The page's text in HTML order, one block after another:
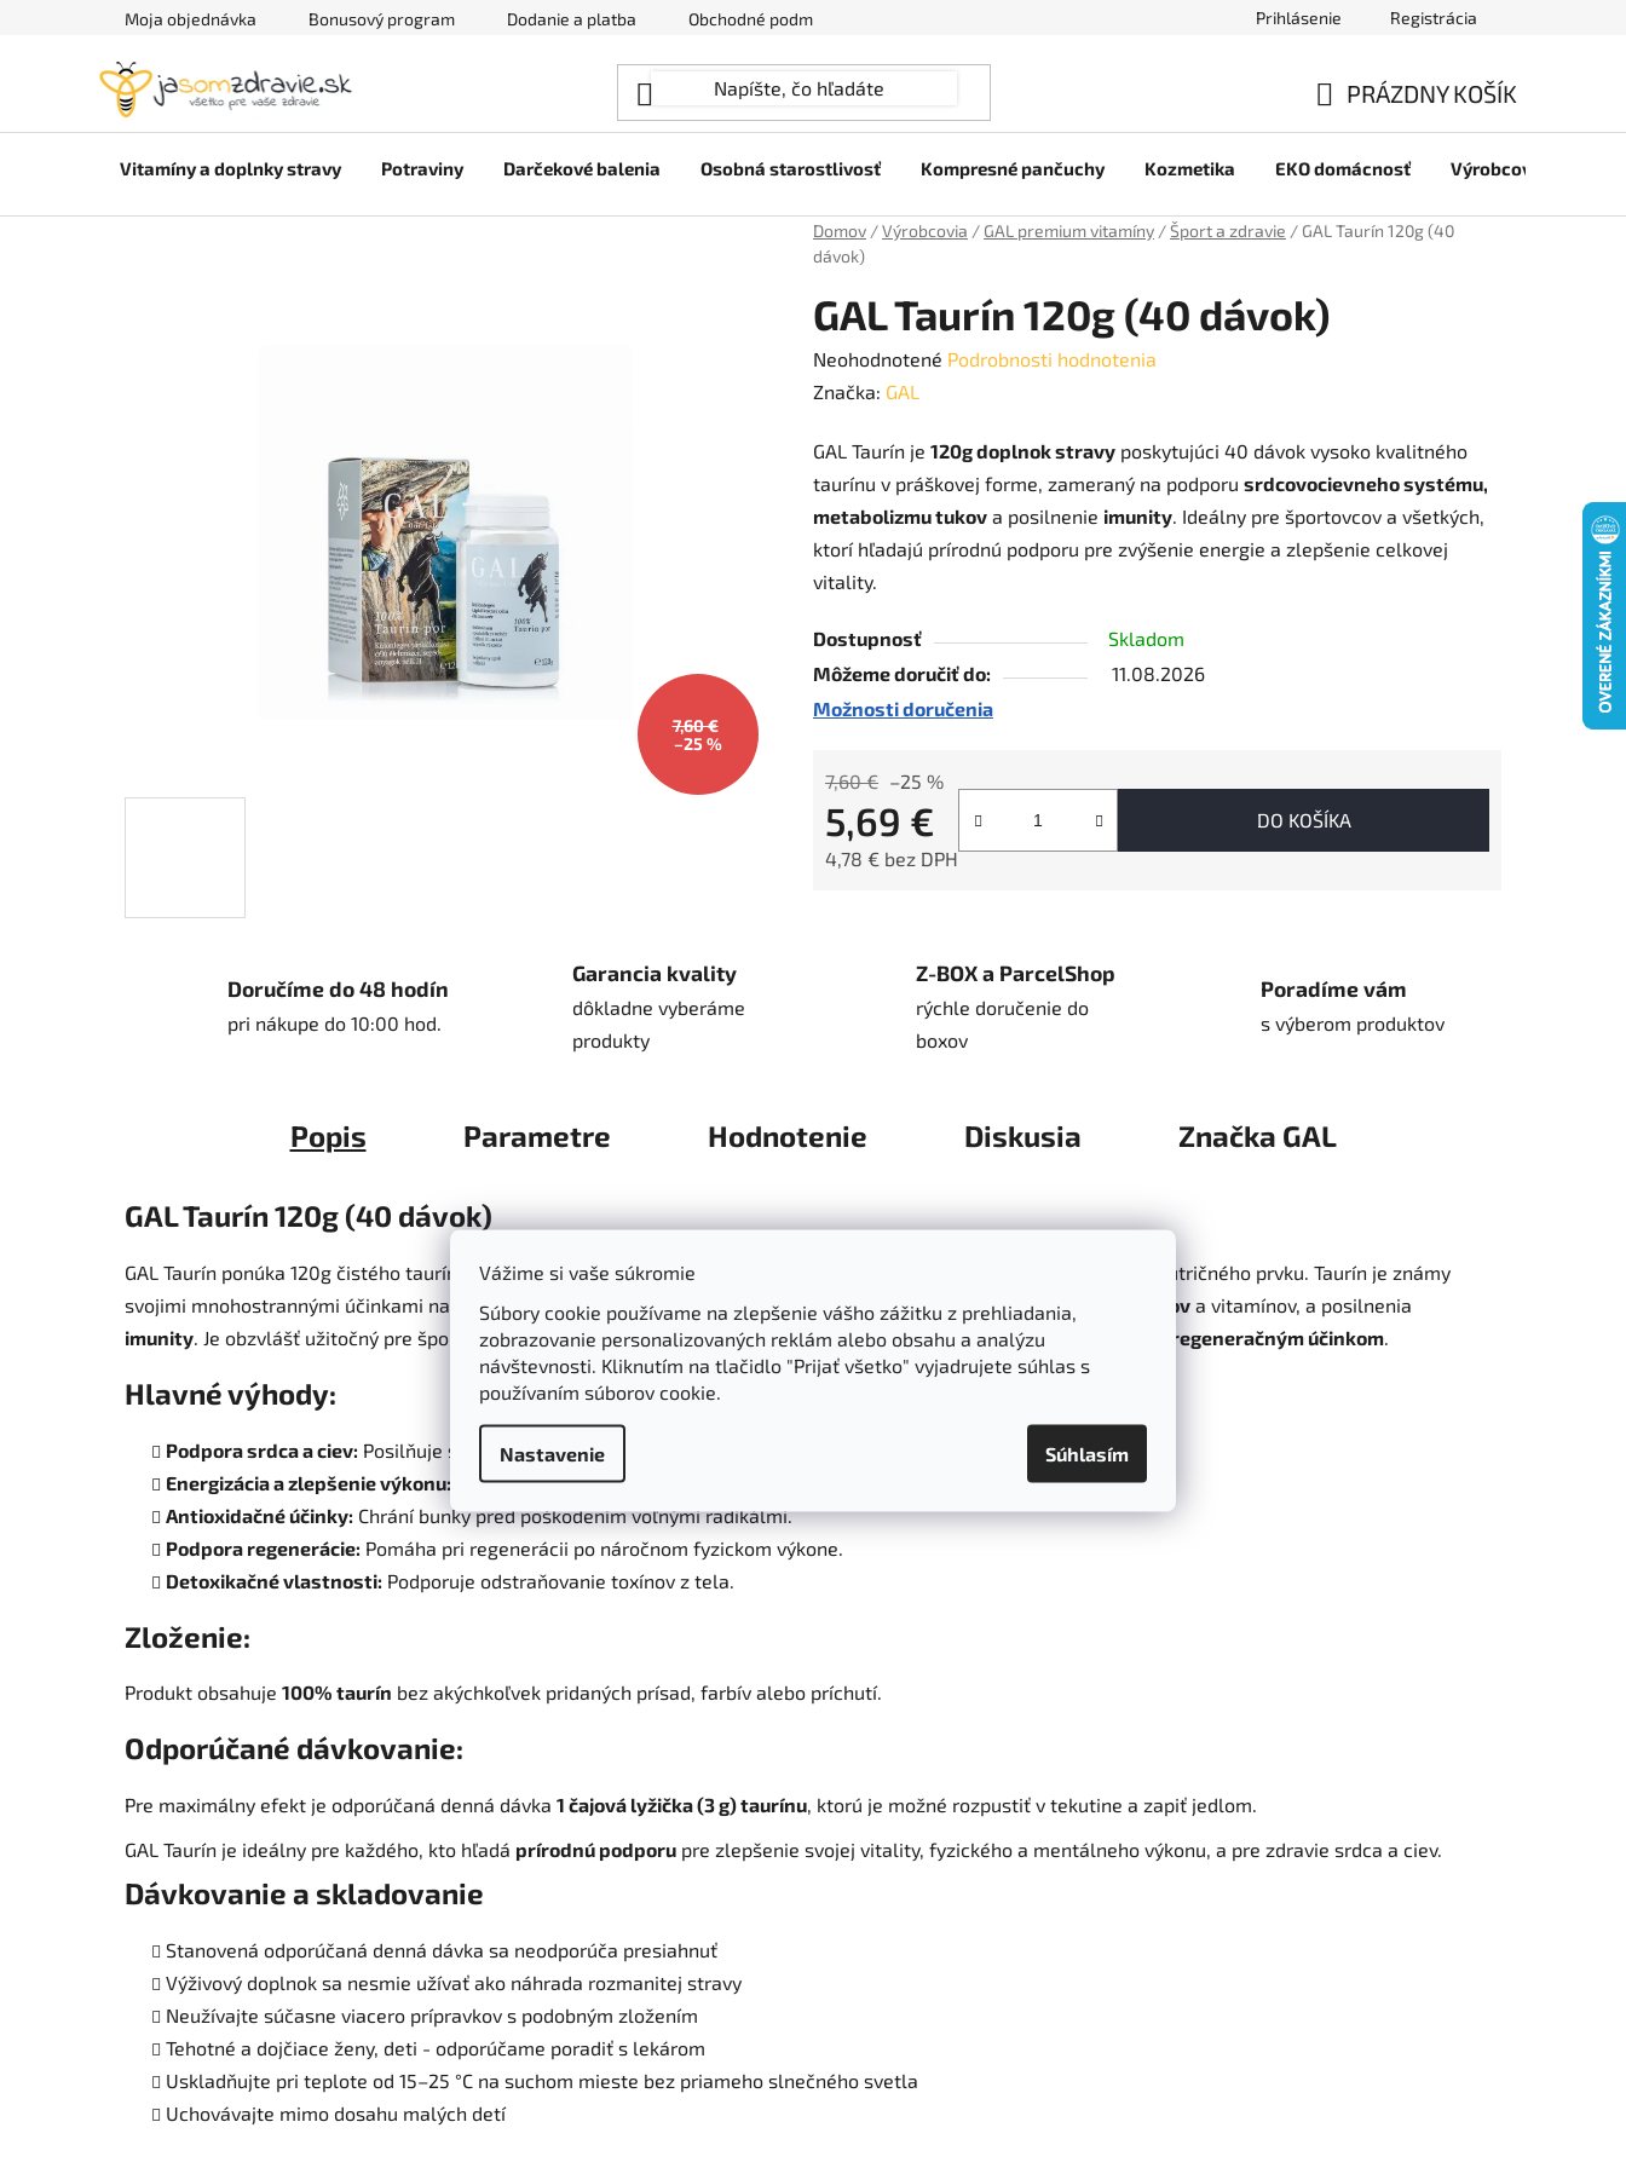
Vážime si vaše súkromie
Súbory cookie používame na zlepšenie vášho zážitku z prehliadania,
zobrazovanie personalizovaných reklám alebo obsahu a analýzu
návštevnosti. Kliknutím na tlačidlo "Prijať všetko" vyjadrujete súhlas s
používaním súborov cookie.
Nastavenie Súhlasím
Moja objednávka Bonusový program Dodanie a platba Obchodné podmienky Prihlásenie Registrácia
KOŠÍK
PRÁZDNY KOŠÍK
Vitamíny a doplnky stravy Potraviny Darčekové balenia Osobná starostlivosť Kompresné pančuchy Kozmetika EKO domácnosť Výrobcovia
Domov /Výrobcovia / GAL premium vitamíny /Šport a zdravie / GAL Taurín 120g (40
dávok)
GAL Taurín 120g (40 dávok)
Priemerné
hodnotenie
je
0,0
z
5
hviezdičiek.
Neohodnotené Podrobnosti hodnotenia
Značka: GAL
GAL Taurín je 120g doplnok stravy poskytujúci 40 dávok vysoko kvalitného
taurínu v práškovej forme, zameraný na podporu srdcovocievneho systému,
metabolizmu tukov a posilnenie imunity. Ideálny pre športovcov a všetkých,
ktorí hľadajú prírodnú podporu pre zvýšenie energie a zlepšenie celkovej
vitality.
Dostupnosť
Skladom
Môžeme doručiť do:
11.08.2026
Možnosti doručenia
7,60 € –25 %
5,69 €
4,78 € bez DPH
DO KOŠÍKA
7,60 €
–25 %
Doručíme do 48 hodín
pri nákupe do 10:00 hod.
Garancia kvality
dôkladne vyberáme
produkty
Z-BOX a ParcelShop
rýchle doručenie do
boxov
Poradíme vám
s výberom produktov
Popis Parametre Hodnotenie Diskusia Značka GAL
GAL Taurín 120g (40 dávok)
GAL Taurín ponúka 120g čistého taurínu v práškovej forme, čo znamená, že každá dávka obsahuje
tohto dôležitého nutričného prvku. Taurín je známy
svojimi mnohostrannými účinkami na zdravie, vrátane podporysrdcovocievneho systému, zlepšeniametabolizmu tukov a vitamínov, a posilnenia
imunity. Je obzvlášť užitočný pre športovcov a ľudí vykonávajúcich fyzicky náročnú prácu vďaka svojimenergizujúcim regeneračným účinkom.
Hlavné výhody:
Podpora srdca a ciev: Posilňuje srdcový sval a podporuje zdravý krvný obeh.
Energizácia a zlepšenie výkonu: Poskytuje dodatočnú energiu, zlepšuje fyzický i mentálny výkon.
Antioxidačné účinky: Chrání bunky pred poškodením voľnými radikálmi.
Podpora regenerácie: Pomáha pri regenerácii po náročnom fyzickom výkone.
Detoxikačné vlastnosti: Podporuje odstraňovanie toxínov z tela.
Zloženie:
Produkt obsahuje 100% taurín bez akýchkoľvek pridaných prísad, farbív alebo príchutí.
Odporúčané dávkovanie:
Pre maximálny efekt je odporúčaná denná dávka 1 čajová lyžička (3 g) taurínu, ktorú je možné rozpustiť v tekutine a zapiť jedlom.
GAL Taurín je ideálny pre každého, kto hľadá prírodnú podporu pre zlepšenie svojej vitality, fyzického a mentálneho výkonu, a pre zdravie srdca a ciev.
Dávkovanie a skladovanie
Stanovená odporúčaná denná dávka sa neodporúča presiahnuť
Výživový doplnok sa nesmie užívať ako náhrada rozmanitej stravy
Neužívajte súčasne viacero prípravkov s podobným zložením
Tehotné a dojčiace ženy, deti - odporúčame poradiť s lekárom
Uskladňujte pri teplote od 15–25 °C na suchom mieste bez priameho slnečného svetla
Uchovávajte mimo dosahu malých detí